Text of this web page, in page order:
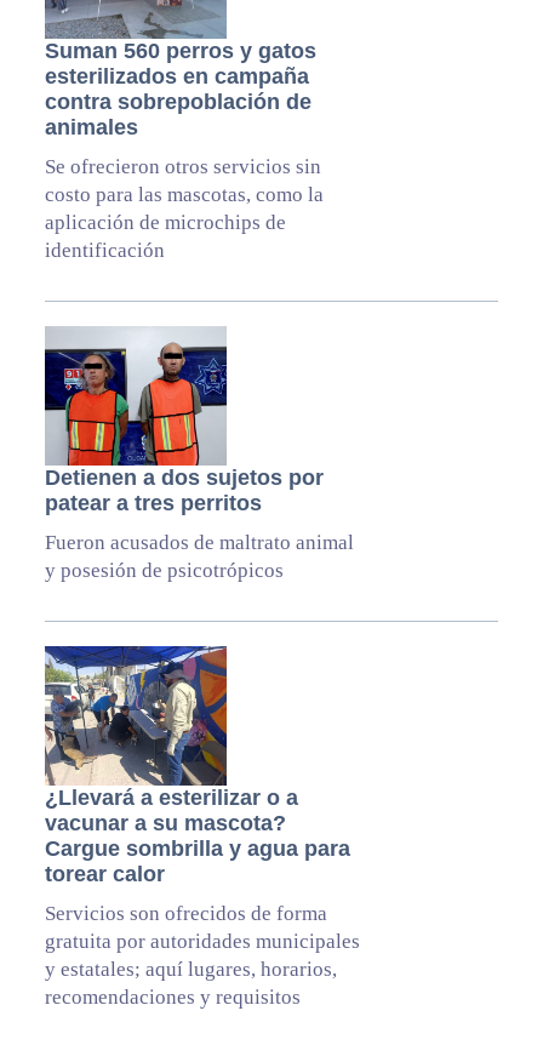
Suman 560 perros y gatos
esterilizados en campaña
contra sobrepoblación de
animales
Se ofrecieron otros servicios sin
costo para las mascotas, como la
aplicación de microchips de
identificación
Detienen a dos sujetos por
patear a tres perritos
Fueron acusados de maltrato animal
y posesión de psicotrópicos
¿Llevará a esterilizar o a
vacunar a su mascota?
Cargue sombrilla y agua para
torear calor
Servicios son ofrecidos de forma
gratuita por autoridades municipales
y estatales; aquí lugares, horarios,
recomendaciones y requisitos